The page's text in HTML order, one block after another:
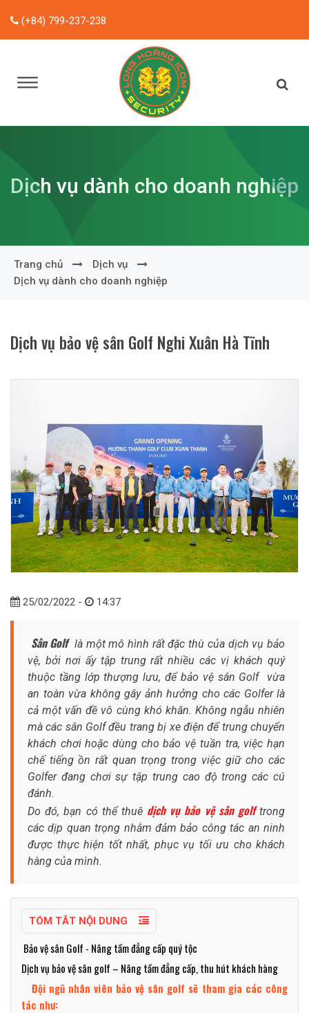
(+84) 799-237-238
Dịch vụ dành cho doanh nghiệp
Trang chủ
Dịch vụ
Dịch vụ dành cho doanh nghiệp
Dịch vụ bảo vệ sân Golf Nghi Xuân Hà Tĩnh
25/02/2022 - 14:37
Sân Golf là một mô hình rất đặc thù của dịch vụ bảo
vệ, bởi nơi ấy tập trung rất nhiều các vị khách quý
thuộc tầng lớp thượng lưu, để bảo vệ sân Golf vừa
an toàn vừa không gây ảnh hưởng cho các Golfer là
cả một vấn đề vô cùng khó khăn. Không ngẫu nhiên
mà các sân Golf đều trang bị xe điện để trung chuyển
khách chơi hoặc dùng cho bảo vệ tuần tra, việc hạn
chế tiếng ồn rất quan trọng trong việc giữ cho các
Golfer đang chơi sự tập trung cao độ trong các cú
đánh.
Do đó, bạn có thể thuê dịch vụ bảo vệ sân golftrong
các dịp quan trọng nhằm đảm bảo công tác an ninh
được thực hiện tốt nhất, phục vụ tối ưu cho khách
hàng của mình.
TÓM TẮT NỘI DUNG
Bảo vệ sân Golf - Nâng tầm đẳng cấp quý tộc
Dịch vụ bảo vệ sân golf – Nâng tầm đẳng cấp, thu hút khách hàng
Đội ngũ nhân viên bảo vệ sân golf sẽ tham gia các công
tác như: